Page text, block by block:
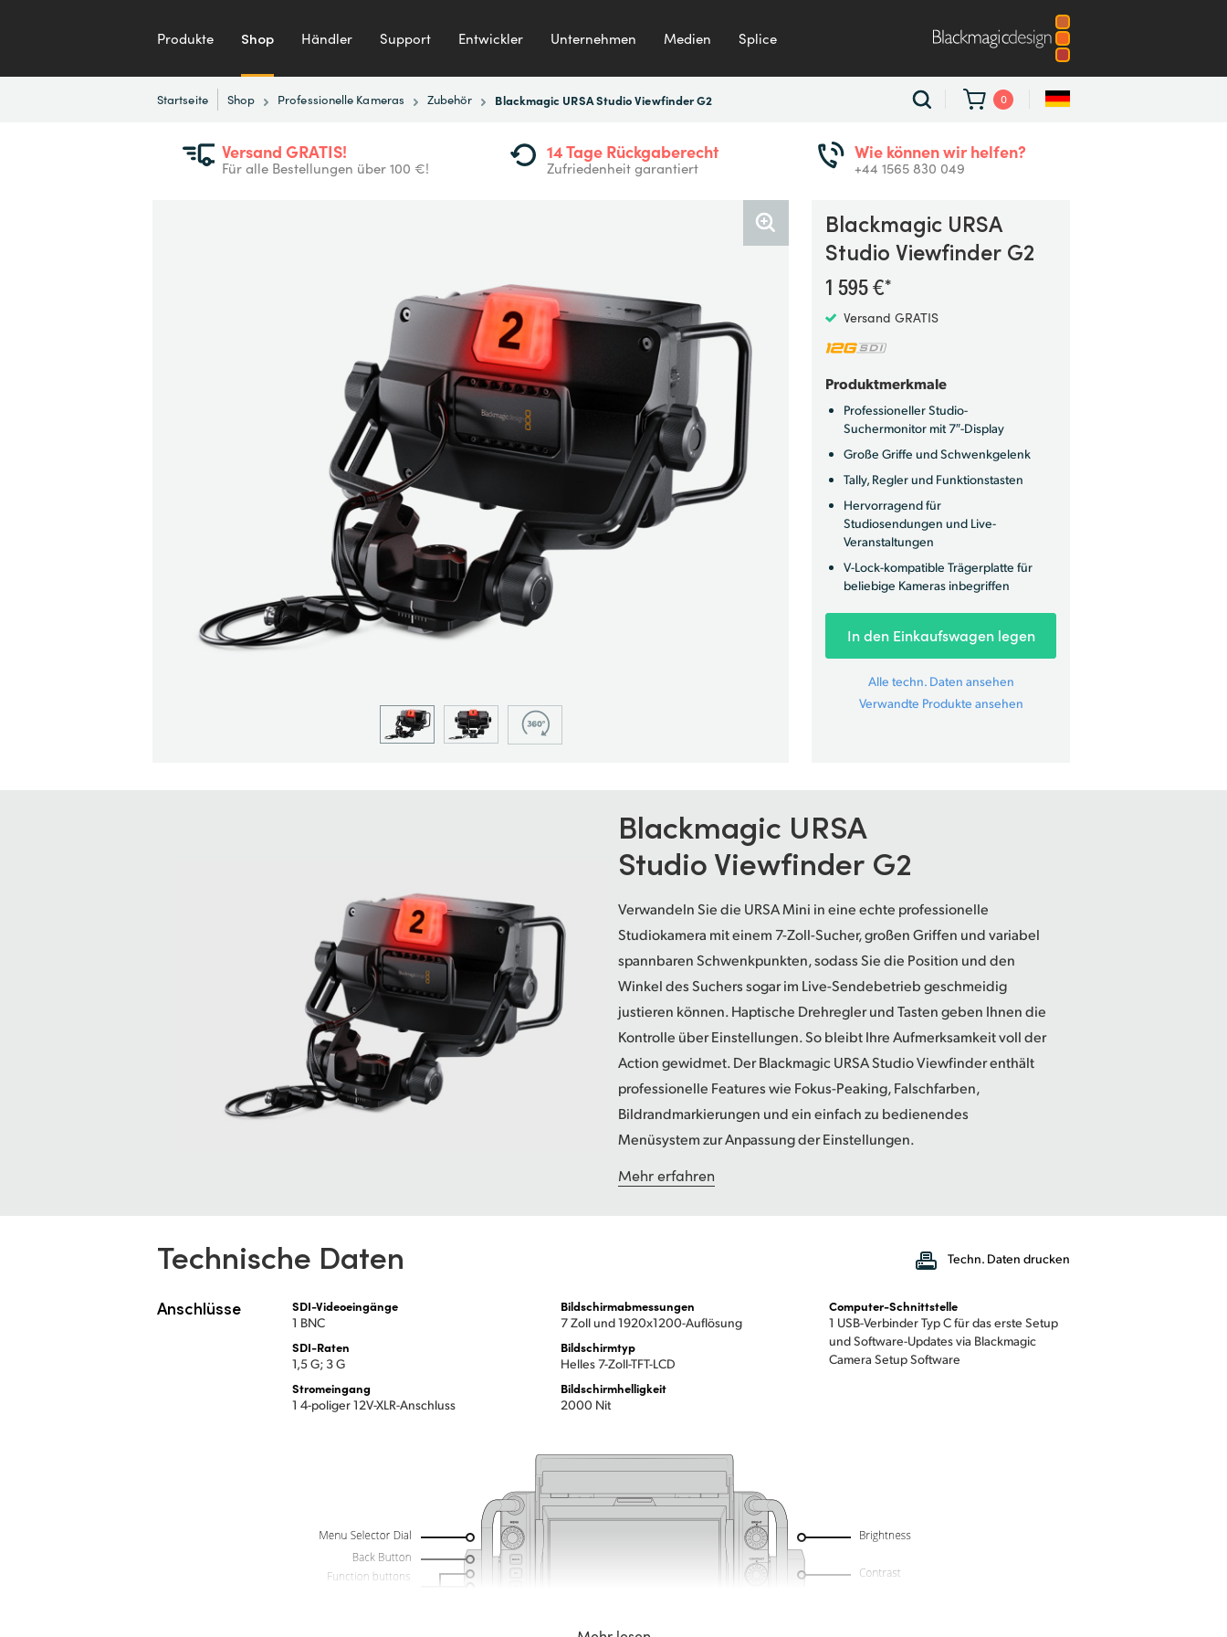
Produkte Shop Händler Support Entwickler Unternehmen Medien Splice
0
Startseite Shop Professionelle Kameras Zubehör Blackmagic URSA Studio Viewfinder G2
Versand GRATIS!
Für alle Bestellungen über 100 €!
14 Tage Rückgaberecht
Zufriedenheit garantiert
Wie können wir helfen?
+44 1565 830 049
Blackmagic URSA
Studio Viewfinder G2
1 595 €*
Versand GRATIS
Produktmerkmale
Professioneller Studio-
Suchermonitor mit 7″-Display
Große Griffe und Schwenkgelenk
Tally, Regler und Funktionstasten
Hervorragend für
Studiosendungen und Live-
Veranstaltungen
V-Lock-kompatible Trägerplatte für
beliebige Kameras inbegriffen
In den Einkaufswagen legen
Alle techn. Daten ansehen
Verwandte Produkte ansehen
Blackmagic URSA
Studio Viewfinder G2
Verwandeln Sie die URSA Mini in eine echte professionelle
Studiokamera mit einem 7-Zoll-Sucher, großen Griffen und variabel
spannbaren Schwenkpunkten, sodass Sie die Position und den
Winkel des Suchers sogar im Live-Sendebetrieb geschmeidig
justieren können. Haptische Drehregler und Tasten geben Ihnen die
Kontrolle über Einstellungen. So bleibt Ihre Aufmerksamkeit voll der
Action gewidmet. Der Blackmagic URSA Studio Viewfinder enthält
professionelle Features wie Fokus-Peaking, Falschfarben,
Bildrandmarkierungen und ein einfach zu bedienendes
Menüsystem zur Anpassung der Einstellungen.
Mehr erfahren
Technische Daten Techn. Daten drucken
Anschlüsse SDI-Videoeingänge
1 BNC
SDI-Raten
1,5 G; 3 G
Stromeingang
1 4-poliger 12V-XLR-Anschluss
Bildschirmabmessungen
7 Zoll und 1920x1200-Auflösung
Bildschirmtyp
Helles 7-Zoll-TFT-LCD
Bildschirmhelligkeit
2000 Nit
Computer-Schnittstelle
1 USB-Verbinder Typ C für das erste Setup
und Software-Updates via Blackmagic
Camera Setup Software